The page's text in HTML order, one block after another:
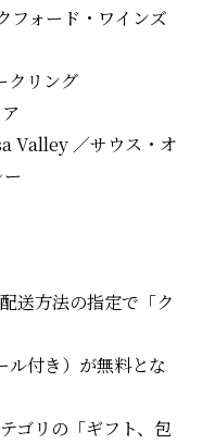
ォード・ワインズ
クリング
Valley ／サウス・オ
送方法の指定で「ク
ル付き）が無料とな
ゴリの「ギフト、包